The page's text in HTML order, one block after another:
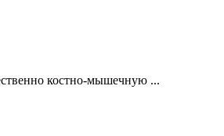
костно-мышечную ...